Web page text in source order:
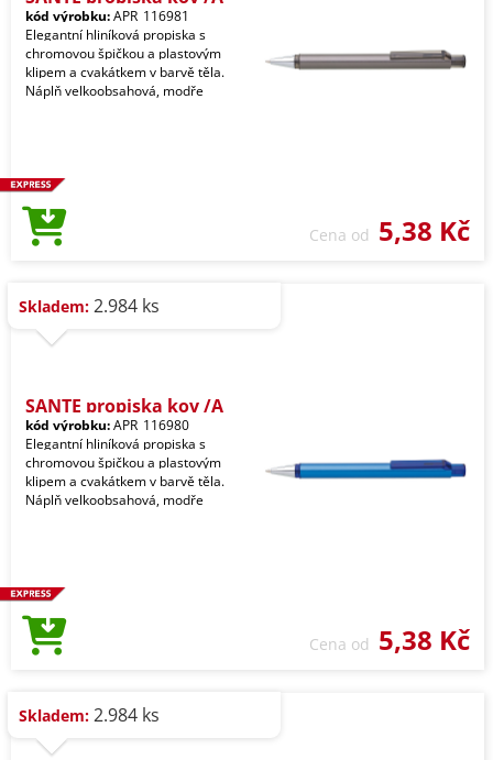
kód výrobku:APR_116981
Elegantní hliníková propiska s
chromovou špičkou a plastovým
klipem a cvakátkem v barvě těla.
Náplň velkoobsahová, modře
Cena od 5,38 Kč
Skladem: 2.984 ks
SANTE propiska kov /A
kód výrobku:APR_116980
Elegantní hliníková propiska s
chromovou špičkou a plastovým
klipem a cvakátkem v barvě těla.
Náplň velkoobsahová, modře
Cena od 5,38 Kč
Skladem: 2.984 ks